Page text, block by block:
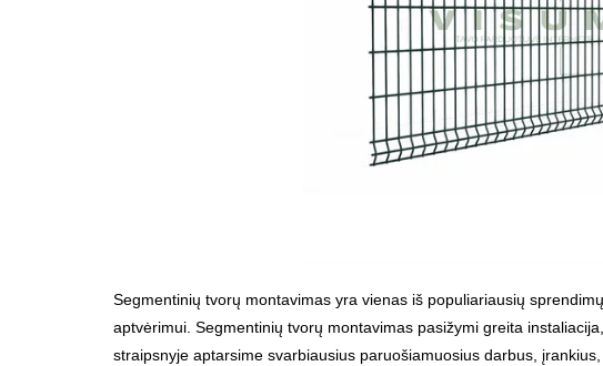
Segmentinių tvorų montavimas yra vienas iš populiariausių
aptvėrimui. Segmentinių tvorų montavimas pasižymi greita
straipsnyje aptarsime svarbiausius paruošiamuosius darbus,